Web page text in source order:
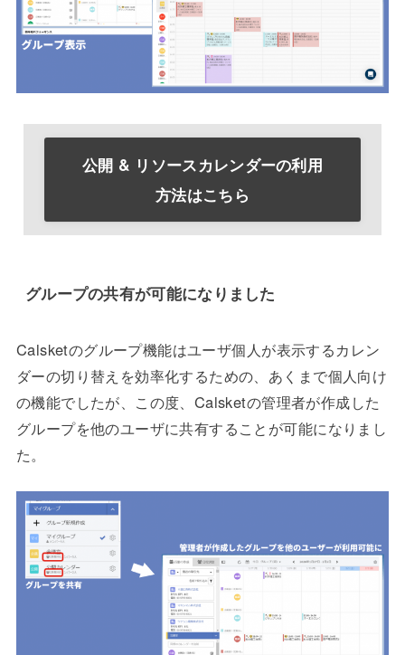
公開 & リソースカレンダーの利用
方法はこちら
グループの共有が可能になりました
Calsketのグループ機能はユーザ個人が表示するカレン
ダーの切り替えを効率化するための、あくまで個人向け
の機能でしたが、この度、Calsketの管理者が作成した
グループを他のユーザに共有することが可能になりまし
た。